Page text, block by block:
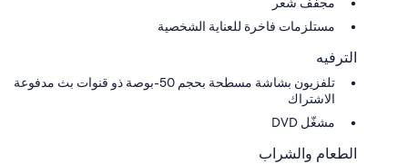
مستلزمات فاخرة للعناية الشخصية
الترفيه
تلفزيون بشاشة مسطحة بحجم 50-بوصة ذو قنوات بث مدفوعة
الاشتراك
مشغّل DVD
الطعام والشراب